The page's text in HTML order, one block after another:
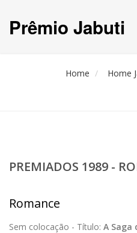
Prêmio Jabuti
Home Home
PREMIADOS 1989 -
Romance
Sem colocação - Título: A Saga